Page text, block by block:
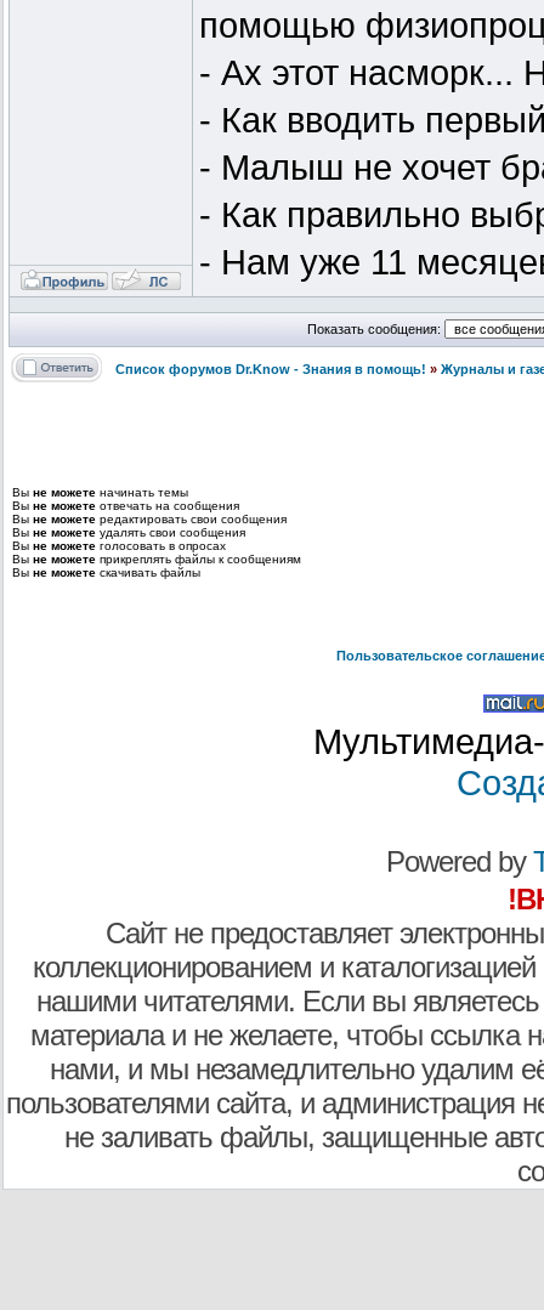
помощью
- Ах этот насморк...
- Как вводить
- Малыш не хочет
- Как правильно
- Нам уже 11
Показать сообщения:
Список форумов Dr.Know - Знания в помощь! » Журналы и
Вы не можете начинать темы
Вы не можете отвечать на сообщения
Вы не можете редактировать свои сообщения
Вы не можете удалять свои сообщения
Вы не можете голосовать в опросах
Вы не можете прикреплять файлы к сообщениям
Вы не можете скачивать файлы
Пользовательское
Powered by
Сайт не предоставляет
коллекционированием и
нашими читателями. Если вы являетесь
материала и не желаете, чтобы ссылка
нами, и мы незамедлительно удалим
пользователями сайта, и администрация
не заливать файлы, защищенные